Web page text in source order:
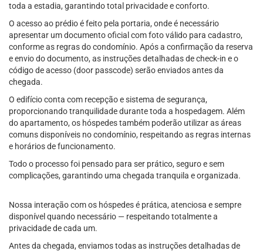
toda a estadia, garantindo total privacidade e conforto.
O acesso ao prédio é feito pela portaria, onde é necessário
apresentar um documento oficial com foto válido para cadastro,
conforme as regras do condomínio. Após a confirmação da reserva
e envio do documento, as instruções detalhadas de check-in e o
código de acesso (door passcode) serão enviados antes da
chegada.
O edifício conta com recepção e sistema de segurança,
proporcionando tranquilidade durante toda a hospedagem. Além
do apartamento, os hóspedes também poderão utilizar as áreas
comuns disponíveis no condomínio, respeitando as regras internas
e horários de funcionamento.
Todo o processo foi pensado para ser prático, seguro e sem
complicações, garantindo uma chegada tranquila e organizada.
Nossa interação com os hóspedes é prática, atenciosa e sempre
disponível quando necessário — respeitando totalmente a
privacidade de cada um.
Antes da chegada, enviamos todas as instruções detalhadas de